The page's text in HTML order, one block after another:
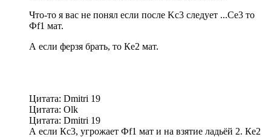
Что-то я вас не понял если после Kc3 следует ...Се3 то
Фf1 мат.
А если ферзя брать, то Кe2 мат.
Цитата: Dmitri 19
Цитата: Olk
Цитата: Dmitri 19
А если Кс3, угрожает Фf1 мат и на взятие ладьёй 2. Кe2